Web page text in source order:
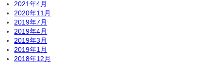
2021年4月
2020年11月
2019年7月
2019年4月
2019年3月
2019年1月
2018年12月